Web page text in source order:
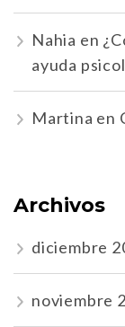
Nahia en
ayuda
Martina en
Archivos
diciembre
noviembre